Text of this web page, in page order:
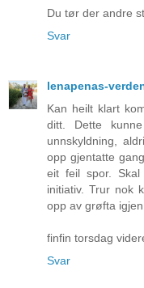
Du tør der andre
Svar
lenapenas-
Kan heilt klart
ditt. Dette
unnskyldning,
opp gjentatte
eit feil spor.
initiativ. Trur nok
opp av grøfta
finfin torsdag
Svar